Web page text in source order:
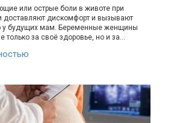
или острые боли в животе при
доставляют дискомфорт и вызывают
у будущих мам. Беременные женщины
только за своё здоровье, но и за…